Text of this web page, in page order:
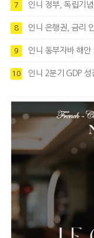
7 인니 정부, 독립기념
8 인니 은행권, 금리
9 인니 동부자바 해
10 인니 2분기 GDP